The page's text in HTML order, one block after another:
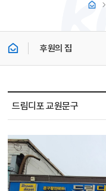
후원의 집
드림디포 교원문구